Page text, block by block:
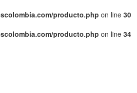
producto.php on line 30
producto.php on line 34